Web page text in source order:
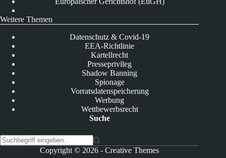
Weitere Themen
Datenschutz & Covid-19
EEA-Richtlinie
Kartellrecht
Presseprivileg
Shadow Banning
Spionage
Vorratsdatenspeicherung
Werbung
Wettbewerbsrecht
Suche
Copyright © 2026 -Creative Themes